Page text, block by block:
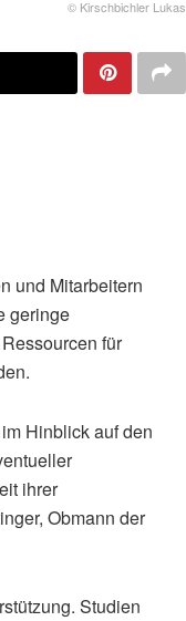
© Kirschbichler Lukas
und Mitarbeitern
geringe
für
Hinblick auf den
ihrer
Obmann der
Studien